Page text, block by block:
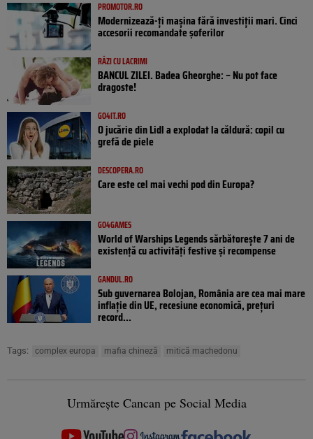
PROMOTOR.RO
Modernizează-ți mașina fără investiții mari. Cinci
accesorii recomandate șoferilor
RÂZI CU LACRIMI
BANCUL ZILEI. Badea Gheorghe: – Nu pot face
dragoste!
GO4IT.RO
O jucărie din Lidl a explodat la căldură: copil cu
grefă de piele
DESCOPERA.RO
Care este cel mai vechi pod din Europa?
GO4GAMES
World of Warships Legends sărbătorește 7 ani de
existență cu activități festive și recompense
GANDUL.RO
Sub guvernarea Bolojan, România are cea mai mare
inflație din UE, recesiune economică, prețuri
record...
Tags: complex europa mafia chineză mitică machedonu
Urmărește Cancan pe Social Media